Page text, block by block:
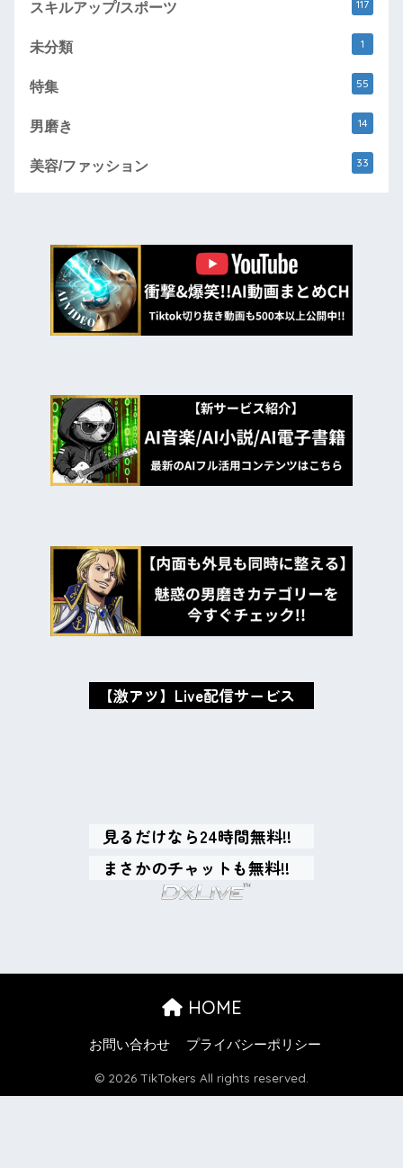
スキルアップ/スポーツ 117
未分類 1
特集 55
男磨き 14
美容/ファッション 33
oxMISAox
【激アツ】Live配信サービス
見るだけなら24時間無料!!
まさかのチャットも無料!!
HOME
お問い合わせ プライバシーポリシー
© 2026 TikTokers All rights reserved.